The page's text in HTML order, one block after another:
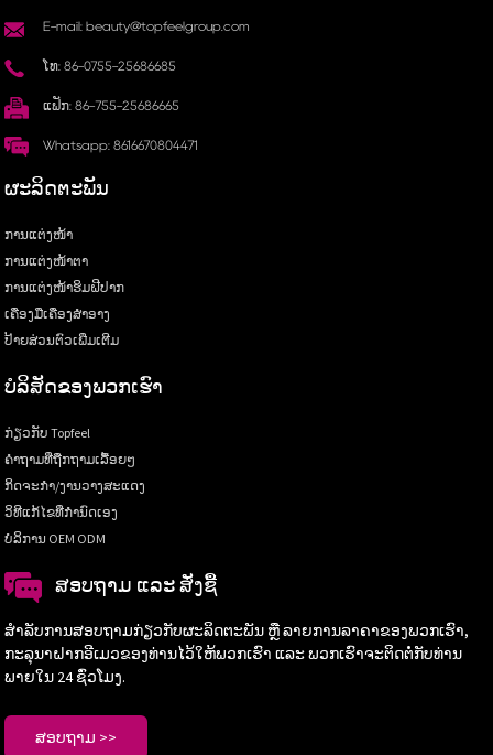
E-mail: beauty@topfeelgroup.com
ໂທ: 86-0755-25686685
ແຟັກ: 86-755-25686665
Whatsapp: 8616670804471
ຜະລິດຕະພັນ
ການແຕ່ງໜ້າ
ການແຕ່ງໜ້າຕາ
ການແຕ່ງໜ້າຮິມຝີປາກ
ເຄື່ອງມືເຄື່ອງສຳອາງ
ປ້າຍສ່ວນຕົວເພີ່ມເຕີມ
ບໍລິສັດຂອງພວກເຮົາ
ກ່ຽວກັບ Topfeel
ຄຳຖາມທີ່ຖືກຖາມເລື້ອຍໆ
ກິດຈະກຳ/ງານວາງສະແດງ
ວິທີແກ້ໄຂທີ່ກຳນົດເອງ
ບໍລິການ OEM ODM
ສອບຖາມ ແລະ ສັ່ງຊື້
ສຳລັບການສອບຖາມກ່ຽວກັບຜະລິດຕະພັນ ຫຼື ລາຍການລາຄາຂອງພວກເຮົາ,
ກະລຸນາຝາກອີເມວຂອງທ່ານໄວ້ໃຫ້ພວກເຮົາ ແລະ ພວກເຮົາຈະຕິດຕໍ່ກັບທ່ານ
ພາຍໃນ 24 ຊົ່ວໂມງ.
ສອບຖາມ >>